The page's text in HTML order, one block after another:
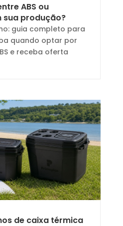
ABS ou
sua produção?
guia completo para
quando optar por
e receba oferta
de caixa térmica